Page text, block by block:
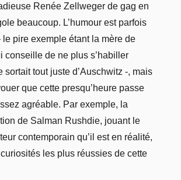
Renée Zellweger de gag en
beaucoup. L’humour est parfois
le pire exemple étant la mère de
conseille de ne plus s’habiller
sortait tout juste d’Auschwitz -, mais
que cette presqu’heure passe
agréable. Par exemple, la
de Salman Rushdie, jouant le
contemporain qu’il est en réalité,
les plus réussies de cette